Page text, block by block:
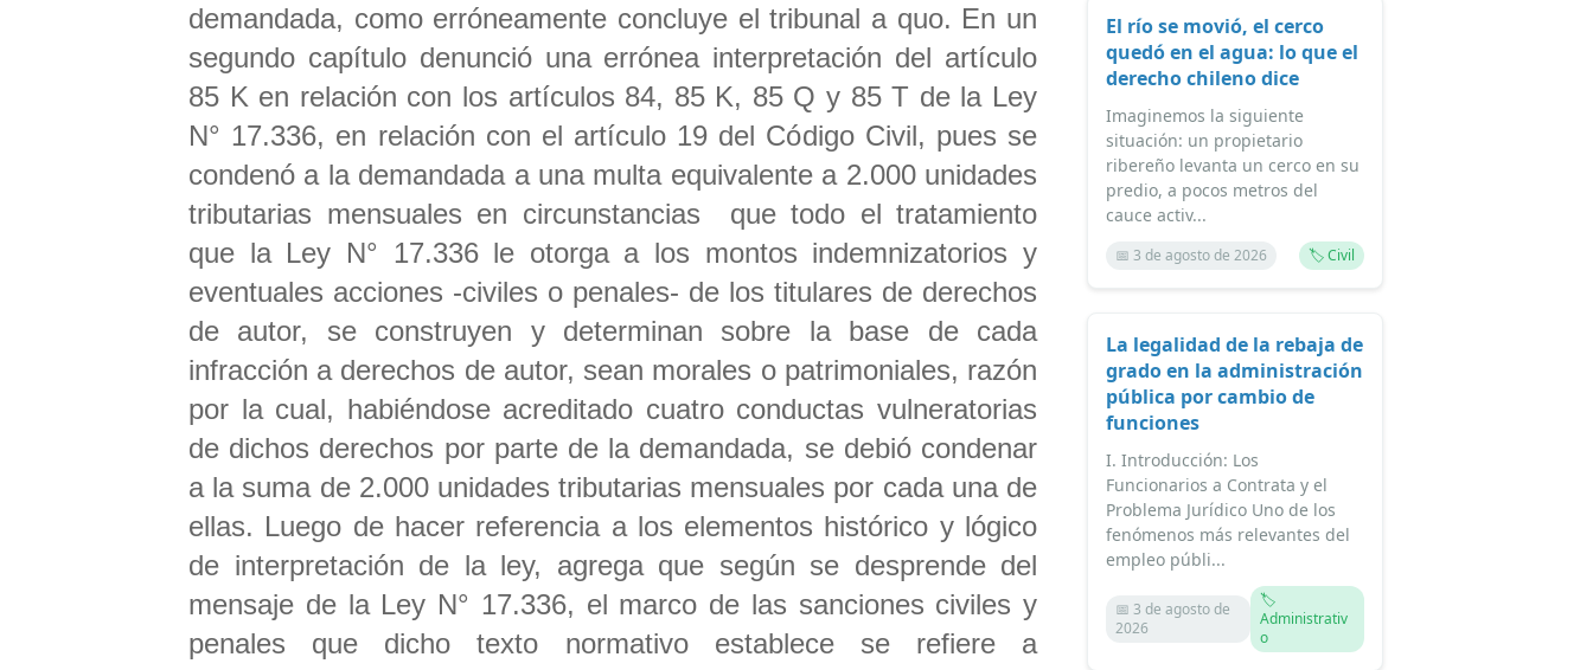
demandada, como erróneamente concluye el tribunal a quo. En un
segundo capítulo denunció una errónea interpretación del artículo
85 K en relación con los artículos 84, 85 K, 85 Q y 85 T de la Ley
N° 17.336, en relación con el artículo 19 del Código Civil, pues se
condenó a la demandada a una multa equivalente a 2.000 unidades
tributarias mensuales en circunstancias que todo el tratamiento
que la Ley N° 17.336 le otorga a los montos indemnizatorios y
eventuales acciones -civiles o penales- de los titulares de derechos
de autor, se construyen y determinan sobre la base de cada
infracción a derechos de autor, sean morales o patrimoniales, razón
por la cual, habiéndose acreditado cuatro conductas vulneratorias
de dichos derechos por parte de la demandada, se debió condenar
a la suma de 2.000 unidades tributarias mensuales por cada una de
ellas. Luego de hacer referencia a los elementos histórico y lógico
de interpretación de la ley, agrega que según se desprende del
mensaje de la Ley N° 17.336, el marco de las sanciones civiles y
penales que dicho texto normativo establece se refiere a
El río se movió, el cerco
quedó en el agua: lo que el
derecho chileno dice
Imaginemos la siguiente
situación: un propietario
ribereño levanta un cerco en su
predio, a pocos metros del
cauce activ...
📅 3 de agosto de 2026 🏷️ Civil
La legalidad de la rebaja de
grado en la administración
pública por cambio de
funciones
I. Introducción: Los
Funcionarios a Contrata y el
Problema Jurídico Uno de los
fenómenos más relevantes del
empleo públi...
📅 3 de agosto de
2026
🏷️
Administrativ
o